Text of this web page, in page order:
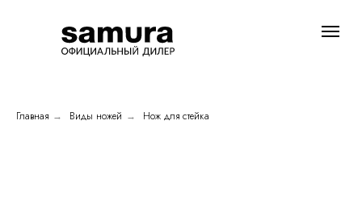
Главная → Виды ножей → Нож для стейка